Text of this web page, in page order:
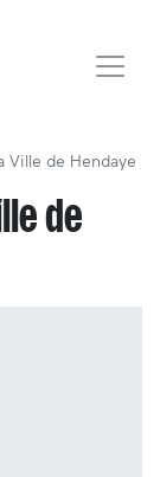
Ville de Hendaye
de